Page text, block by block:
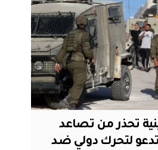
تحذر من تصاعد
لتحرك دولي ضد